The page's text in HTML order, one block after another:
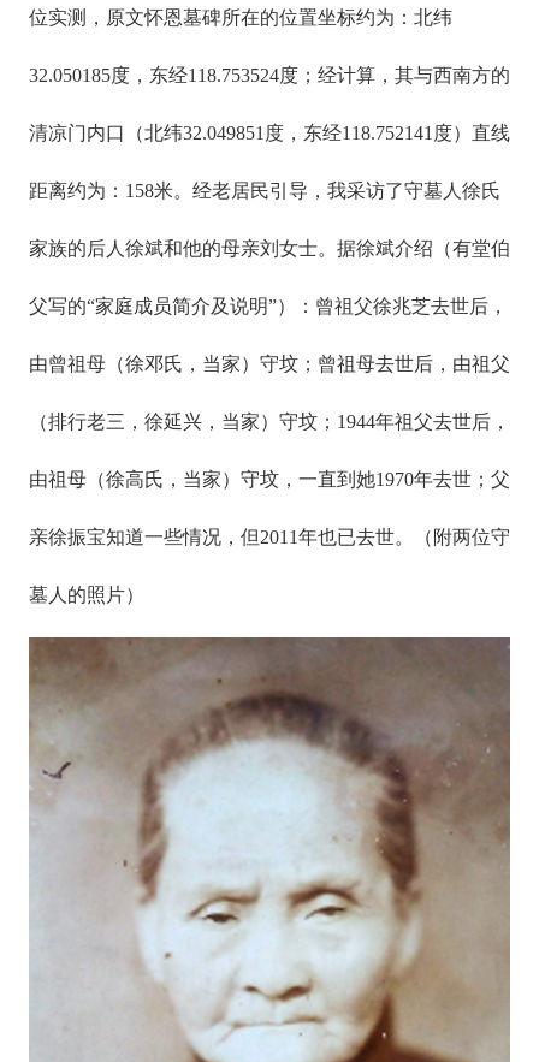
位实测，原文怀恩墓碑所在的位置坐标约为：北纬
32.050185度，东经118.753524度；经计算，其与西南方的
清凉门内口（北纬32.049851度，东经118.752141度）直线
距离约为：158米。经老居民引导，我采访了守墓人徐氏
家族的后人徐斌和他的母亲刘女士。据徐斌介绍（有堂伯
父写的“家庭成员简介及说明”）：曾祖父徐兆芝去世后，
由曾祖母（徐邓氏，当家）守坟；曾祖母去世后，由祖父
（排行老三，徐延兴，当家）守坟；1944年祖父去世后，
由祖母（徐高氏，当家）守坟，一直到她1970年去世；父
亲徐振宝知道一些情况，但2011年也已去世。（附两位守
墓人的照片）